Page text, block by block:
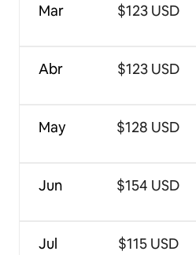
Mar
Abr
May
Jun
Jul
$123 USD
$123 USD
$128 USD
$154 USD
$115 USD